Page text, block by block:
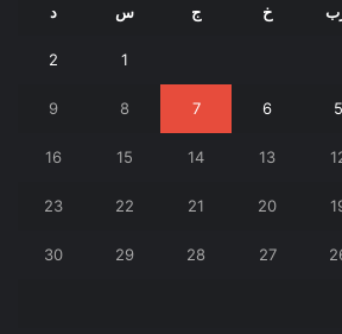
خ ج س د
1
2
5
6
7
8
9
13
14
15
16
20
21
22
23
27
28
29
30